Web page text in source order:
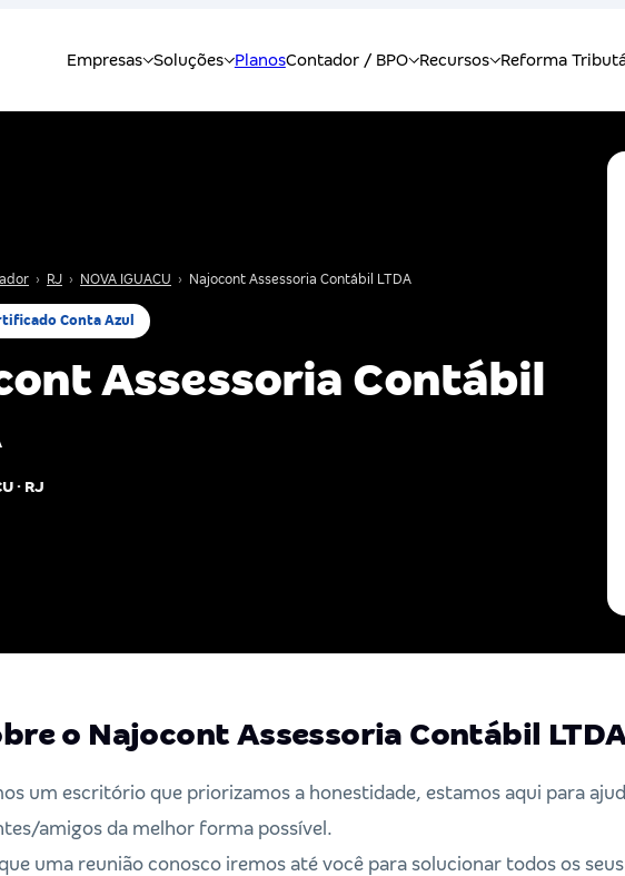
› RJ › NOVA IGUACU › Najocont Assessoria Contábil LTDA
Conta Azul
Assessoria Contábil
· RJ
o Najocont Assessoria Contábil
um escritório que priorizamos a honestidade, estamos aqui para
amigos da melhor forma possível.
uma reunião conosco iremos até você para solucionar todos os